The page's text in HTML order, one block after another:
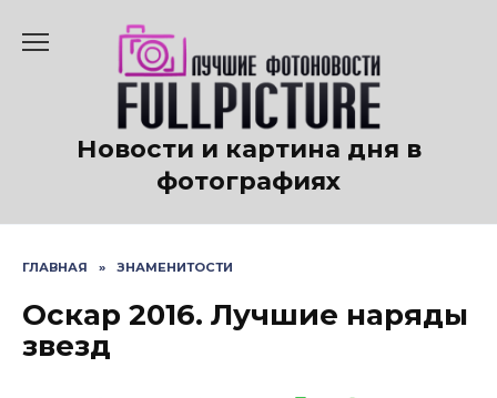
содержанию
Новости и картина дня в
фотографиях
ГЛАВНАЯ » ЗНАМЕНИТОСТИ
Оскар 2016. Лучшие наряды
звезд